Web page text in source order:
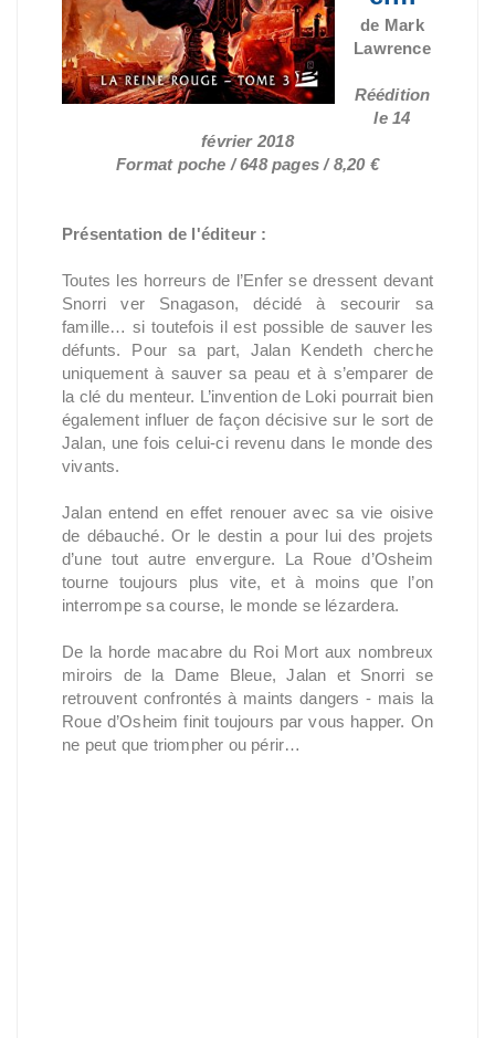
de Mark
Lawrence
Réédition
le 14
février 2018
Format poche / 648 pages / 8,20 €
Présentation de l'éditeur :
Toutes les horreurs de l’Enfer se dressent devant
Snorri ver Snagason, décidé à secourir sa
famille… si toutefois il est possible de sauver les
défunts. Pour sa part, Jalan Kendeth cherche
uniquement à sauver sa peau et à s’emparer de
la clé du menteur. L’invention de Loki pourrait bien
également influer de façon décisive sur le sort de
Jalan, une fois celui-ci revenu dans le monde des
vivants.
Jalan entend en effet renouer avec sa vie oisive
de débauché. Or le destin a pour lui des projets
d’une tout autre envergure. La Roue d’Osheim
tourne toujours plus vite, et à moins que l’on
interrompe sa course, le monde se lézardera.
De la horde macabre du Roi Mort aux nombreux
miroirs de la Dame Bleue, Jalan et Snorri se
retrouvent confrontés à maints dangers - mais la
Roue d’Osheim finit toujours par vous happer. On
ne peut que triompher ou périr…